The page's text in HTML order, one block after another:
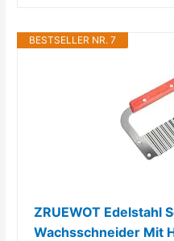
BESTSELLER NR. 7
ZRUEWOT Edelstahl
Wachsschneider Mit